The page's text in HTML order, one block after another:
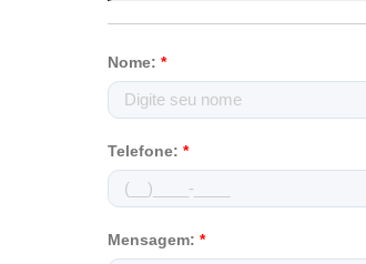
Nome:*
Telefone:*
Mensagem:*